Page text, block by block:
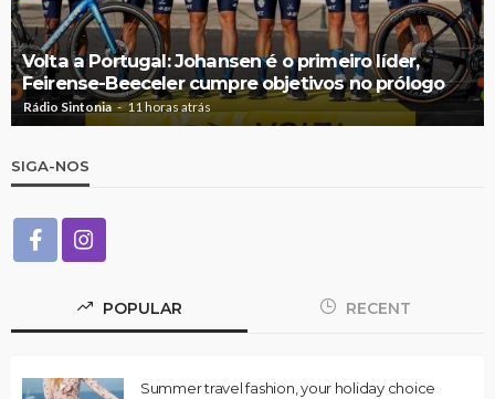
Volta a Portugal: Johansen é o primeiro líder,
Feirense-Beeceler cumpre objetivos no prólogo
Rádio Sintonia 11 horas atrás
SIGA-NOS
POPULAR RECENT
Summer travel fashion, your holiday choice